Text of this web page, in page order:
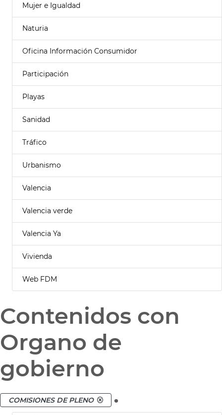
Mujer e Igualdad
Naturia
Oficina Información Consumidor
Participación
Playas
Sanidad
Tráfico
Urbanismo
Valencia
Valencia verde
Valencia Ya
Vivienda
Web FDM
Contenidos con
Organo de
gobierno
COMISIONES DE PLENO .